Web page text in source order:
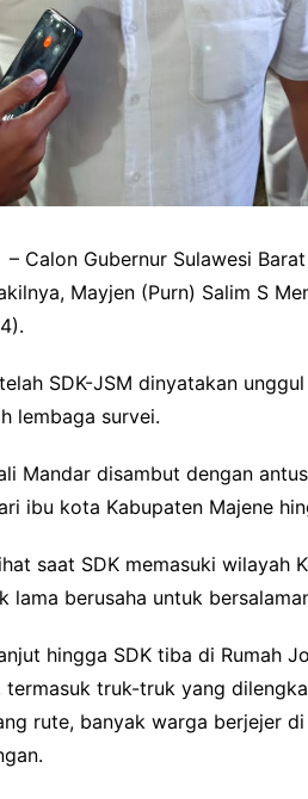
– Calon Gubernur Sulawesi
Mayjen (Purn) Salim S
SDK-JSM dinyatakan
lembaga survei.
Mandar disambut dengan
ibu kota Kabupaten Majene
saat SDK memasuki wilayah
lama berusaha untuk
hingga SDK tiba di Rumah
termasuk truk-truk yang
rute, banyak warga berjejer